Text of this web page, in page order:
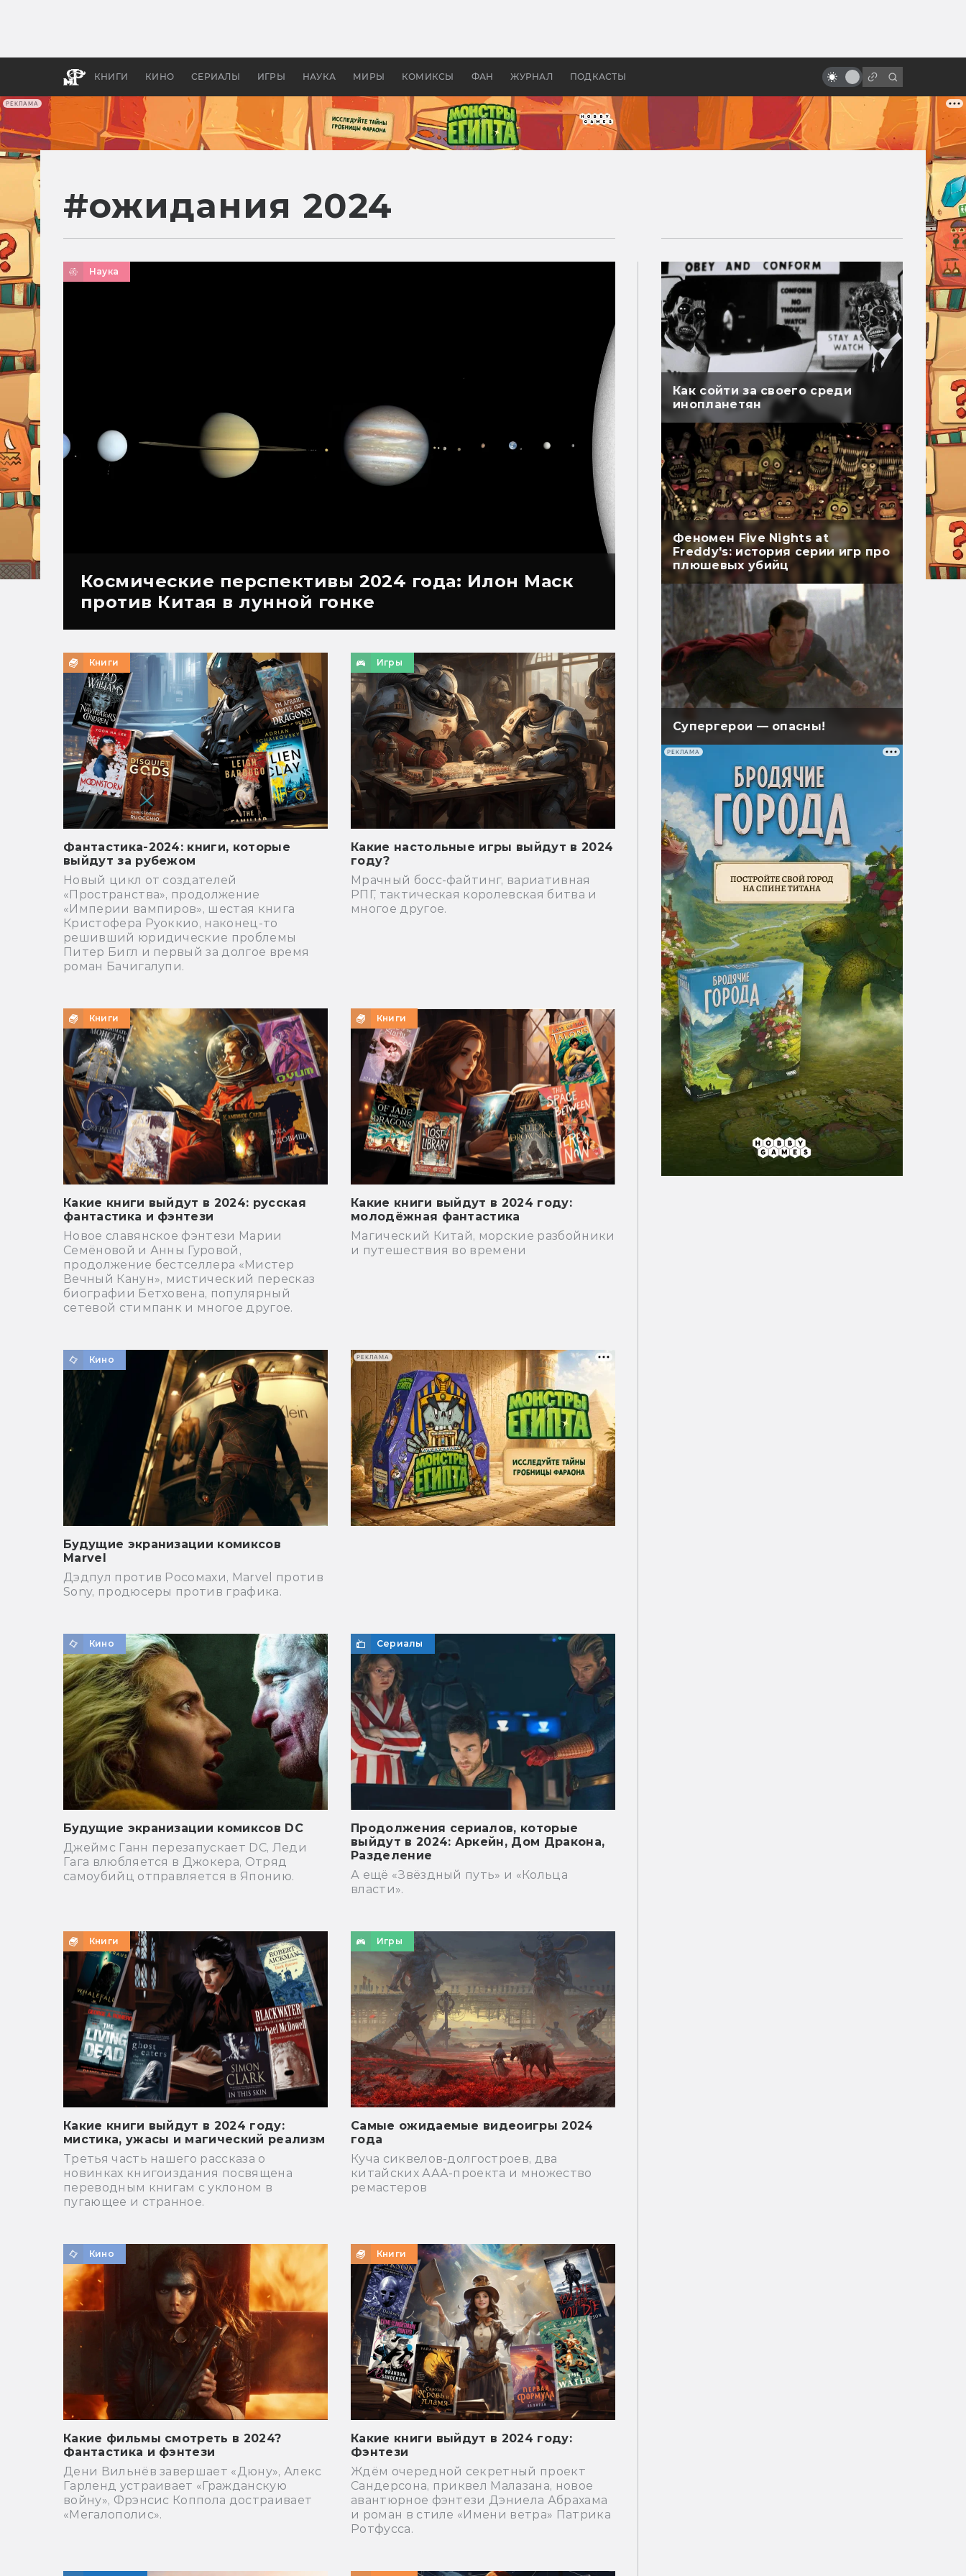
РЕКЛАМА
КНИГИ КИНО СЕРИАЛЫ ИГРЫ НАУКА МИРЫ КОМИКСЫ ФАН ЖУРНАЛ ПОДКАСТЫ
апокалипсис, в России —
бы «Властелина колец»
мнению самого Лема
#ожидания 2024
Наука
Космические перспективы 2024 года: Илон Маск
против Китая в лунной гонке
Книги
Фантастика-2024: книги, которые
выйдут за рубежом
Новый цикл от создателей
«Пространства», продолжение
«Империи вампиров», шестая книга
Кристофера Руоккио, наконец-то
решивший юридические проблемы
Питер Бигл и первый за долгое время
роман Бачигалупи.
Игры
Какие настольные игры выйдут в 2024
году?
Мрачный босс-файтинг, вариативная
РПГ, тактическая королевская битва и
многое другое.
Книги
Какие книги выйдут в 2024: русская
фантастика и фэнтези
Новое славянское фэнтези Марии
Семёновой и Анны Гуровой,
продолжение бестселлера «Мистер
Вечный Канун», мистический пересказ
биографии Бетховена, популярный
сетевой стимпанк и многое другое.
Книги
Какие книги выйдут в 2024 году:
молодёжная фантастика
Магический Китай, морские разбойники
и путешествия во времени
Кино
Будущие экранизации комиксов
Marvel
Дэдпул против Росомахи, Marvel против
Sony, продюсеры против графика.
Кино
Будущие экранизации комиксов DC
Джеймс Ганн перезапускает DC, Леди
Гага влюбляется в Джокера, Отряд
самоубийц отправляется в Японию.
Сериалы
Продолжения сериалов, которые
выйдут в 2024: Аркейн, Дом Дракона,
Разделение
А ещё «Звёздный путь» и «Кольца
власти».
Книги
Какие книги выйдут в 2024 году:
мистика, ужасы и магический реализм
Третья часть нашего рассказа о
новинках книгоиздания посвящена
переводным книгам с уклоном в
пугающее и странное.
Игры
Самые ожидаемые видеоигры 2024
года
Куча сиквелов-долгостроев, два
китайских ААА-проекта и множество
ремастеров
Кино
Какие фильмы смотреть в 2024?
Фантастика и фэнтези
Дени Вильнёв завершает «Дюну», Алекс
Гарленд устраивает «Гражданскую
войну», Фрэнсис Коппола достраивает
«Мегалополис».
Книги
Какие книги выйдут в 2024 году:
Фэнтези
Ждём очередной секретный проект
Сандерсона, приквел Малазана, новое
авантюрное фэнтези Дэниела Абрахама
и роман в стиле «Имени ветра» Патрика
Ротфусса.
РЕКЛАМА
Как сойти за своего среди
инопланетян
Феномен Five Nights at
Freddy's: история серии игр про
плюшевых убийц
Супергерои — опасны!
РЕКЛАМА